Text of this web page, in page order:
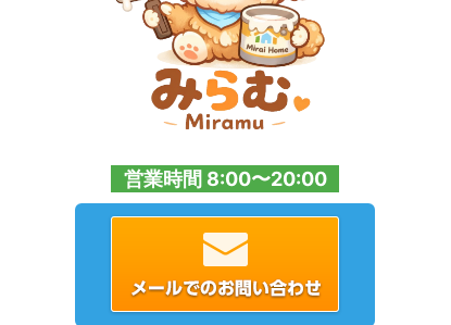
営業時間 8:00〜20:00